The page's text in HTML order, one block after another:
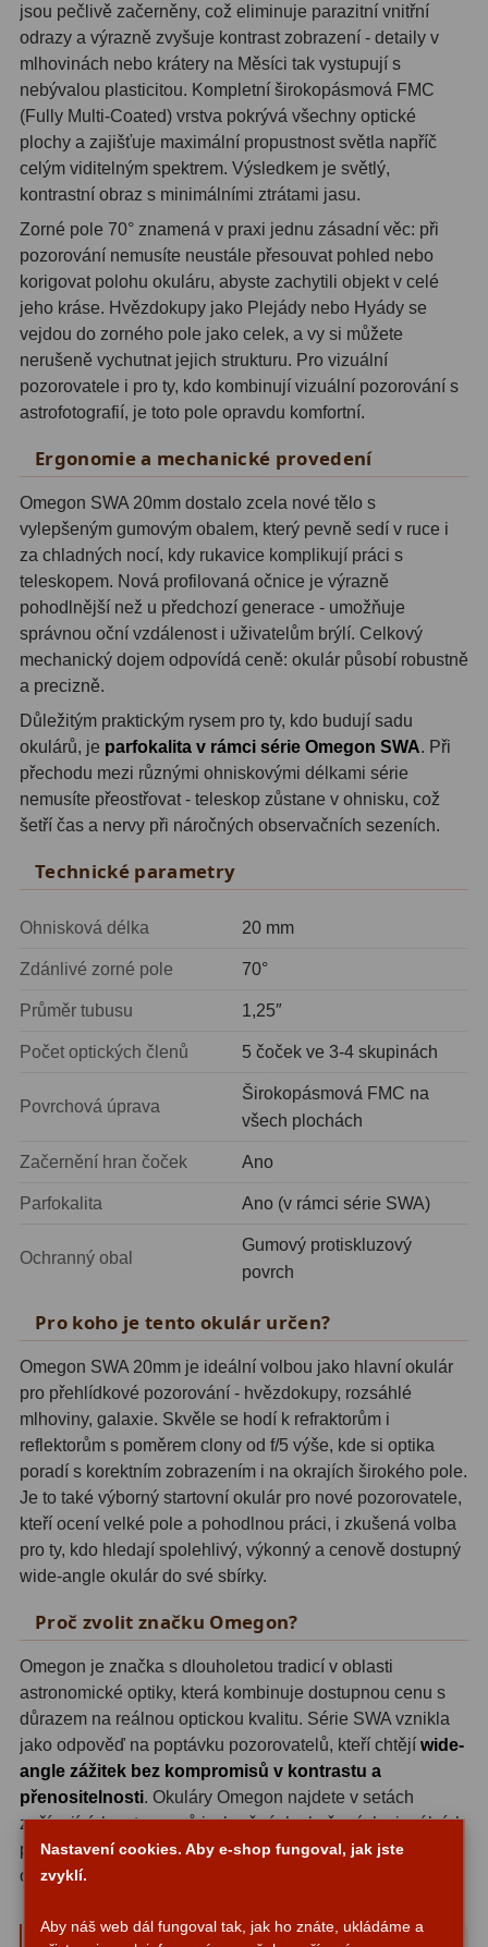
Adaptéry T239
Filtry L-RGB7
Filtry Pass 6
Filtry Clip5
Filtry CCD Hα, OIII7
Filtrová kola a rámy16
Rovnače a reduktory13
Rotátory34
Komponenty78
Helical výtahy11
Okulárové výtahy
Adaptéry k okulárovým
výtahům 8
Primární zrcadla9
Příslušenství188
Svítilny5
Čištění28
Montáže99
Azimutální AZ6
Paralaktické EQ19
Fotografické montáže5
Stativy a pilíře3
Motory a pohony13
Upínací prvky13
Ostatní27
Zrcátka a hranoly
Diagonální zrcátka
Diagonální hranoly7
jsou pečlivě začerněny, což eliminuje parazitní vnitřní
odrazy a výrazně zvyšuje kontrast zobrazení - detaily v
mlhovinách nebo krátery na Měsíci tak vystupují s
nebývalou plasticitou. Kompletní širokopásmová FMC
(Fully Multi-Coated) vrstva pokrývá všechny optické
plochy a zajišťuje maximální propustnost světla napříč
celým viditelným spektrem. Výsledkem je světlý,
kontrastní obraz s minimálními ztrátami jasu.
Zorné pole 70° znamená v praxi jednu zásadní věc: při
pozorování nemusíte neustále přesouvat pohled nebo
korigovat polohu okuláru, abyste zachytili objekt v celé
jeho kráse. Hvězdokupy jako Plejády nebo Hyády se
vejdou do zorného pole jako celek, a vy si můžete
nerušeně vychutnat jejich strukturu. Pro vizuální
pozorovatele i pro ty, kdo kombinují vizuální pozorování s
astrofotografií, je toto pole opravdu komfortní.
Ergonomie a mechanické provedení
Omegon SWA 20mm dostalo zcela nové tělo s
vylepšeným gumovým obalem, který pevně sedí v ruce i
za chladných nocí, kdy rukavice komplikují práci s
teleskopem. Nová profilovaná očnice je výrazně
pohodlnější než u předchozí generace - umožňuje
správnou oční vzdálenost i uživatelům brýlí. Celkový
mechanický dojem odpovídá ceně: okulár působí robustně
a precizně.
Důležitým praktickým rysem pro ty, kdo budují sadu
okulárů, je parfokalita v rámci série Omegon SWA. Při
přechodu mezi různými ohniskovými délkami série
nemusíte přeostřovat - teleskop zůstane v ohnisku, což
šetří čas a nervy při náročných observačních sezeních.
Technické parametry
Ohnisková délka 20 mm
Zdánlivé zorné pole 70°
Průměr tubusu 1,25″
Počet optických členů 5 čoček ve 3-4 skupinách
Povrchová úprava
Širokopásmová FMC na
všech plochách
Začernění hran čoček Ano
Parfokalita Ano (v rámci série SWA)
Ochranný obal
Gumový protiskluzový
povrch
Pro koho je tento okulár určen?
Omegon SWA 20mm je ideální volbou jako hlavní okulár
pro přehlídkové pozorování - hvězdokupy, rozsáhlé
mlhoviny, galaxie. Skvěle se hodí k refraktorům i
reflektorům s poměrem clony od f/5 výše, kde si optika
poradí s korektním zobrazením i na okrajích širokého pole.
Je to také výborný startovní okulár pro nové pozorovatele,
kteří ocení velké pole a pohodlnou práci, i zkušená volba
pro ty, kdo hledají spolehlivý, výkonný a cenově dostupný
wide-angle okulár do své sbírky.
Proč zvolit značku Omegon?
Omegon je značka s dlouholetou tradicí v oblasti
astronomické optiky, která kombinuje dostupnou cenu s
důrazem na reálnou optickou kvalitu. Série SWA vznikla
jako odpověď na poptávku pozorovatelů, kteří chtějí wide-
angle zážitek bez kompromisů v kontrastu a
přenositelnosti. Okuláry Omegon najdete v setách
začínajících astronomů i v brašnách zkušených vizuálních
pozorovatelů - a to je nejlepší doporučení, které může
okulár dostat.
Nastavení cookies. Aby e-shop fungoval, jak jste
zvyklí.
Aby náš web dál fungoval tak, jak ho znáte, ukládáme a